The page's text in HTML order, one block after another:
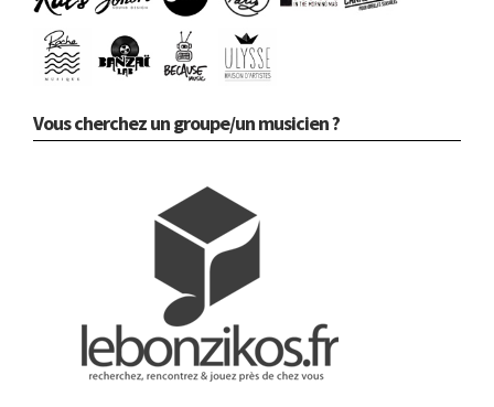
Vous cherchez un groupe/un musicien ?